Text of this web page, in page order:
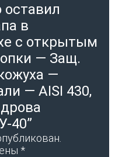
оставил
в
с открытым
— Защ.
—
— AISI 430,
40”
*